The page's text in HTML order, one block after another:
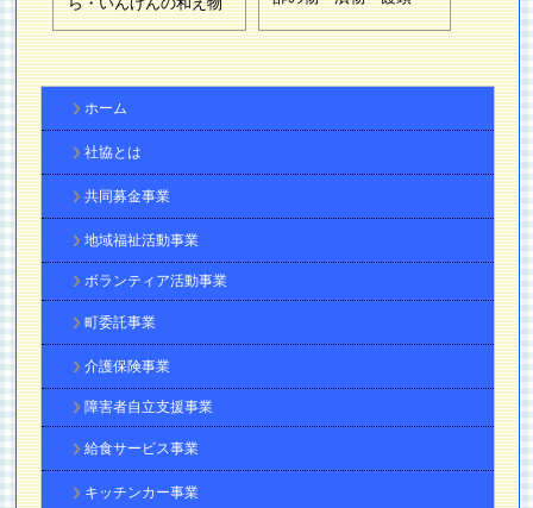
ら・いんげんの和え物
ホーム
社協とは
共同募金事業
地域福祉活動事業
ボランティア活動事業
町委託事業
介護保険事業
障害者自立支援事業
給食サービス事業
キッチンカー事業